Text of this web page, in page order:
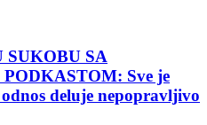
SA
Sve je
deluje nepopravljivo